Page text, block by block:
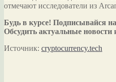
отмечают исследователи из
Будь в курсе! Подписывайся
Обсудить актуальные
Источник: cryptocurrency.tech